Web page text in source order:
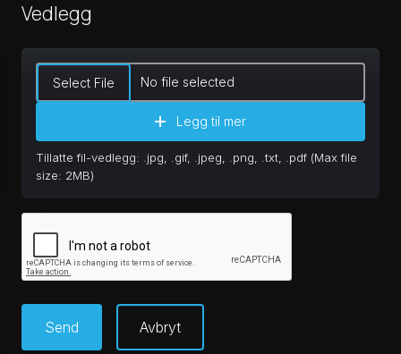
Vedlegg
Select File No file selected
Legg til mer
Tillatte fil-vedlegg: .jpg, .gif, .jpeg, .png, .txt, .pdf (Max file
size: 2MB)
Avbryt